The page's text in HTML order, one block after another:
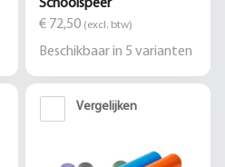
Schoolspeer
€ 72,50 (excl. btw)
Beschikbaar in 5 varianten
Vergelijken